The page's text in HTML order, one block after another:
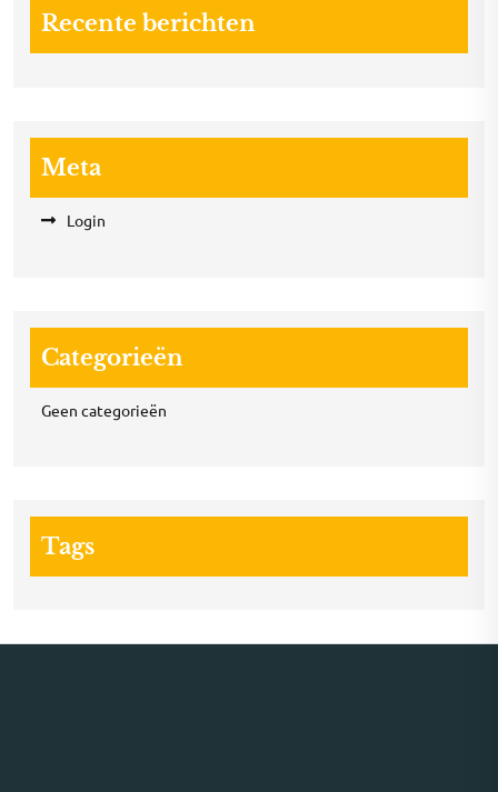
Recente berichten
Meta
Login
Categorieën
Geen categorieën
Tags